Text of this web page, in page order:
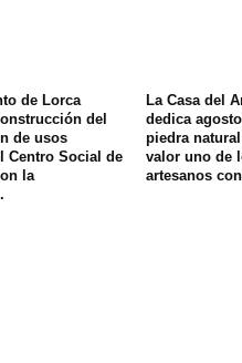
de Lorca
del
de usos
Centro Social de
la
La Casa del
dedica
piedra
valor uno de
artesanos